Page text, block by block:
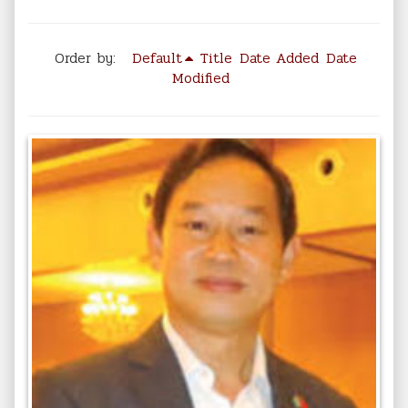
Order by: Default Title Date Added Date
Modified